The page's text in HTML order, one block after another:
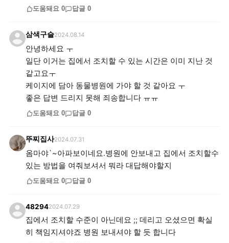
도움돼요 0 답글 0
삼색구슬2024.08.14
안녕하세요 ㅜ
일단 이거는 집에서 조치할 수 있는 시간은 이미 지난 것
같고요ㅜ
케이지에 담아 동물병원에 가야 할 것 같아요 ㅜ
좋은 답변 드리지 못해 죄송합니다 ㅠㅠ
도움돼요 0 답글 0
뚜찌집사2024.07.31
옴마야`~아파보이네요.병원에 안보내고 집에서 조치할수
있는 방법을 여줘보셔서 뭐라 대답해야할지
도움돼요 0 답글 0
482942024.07.29
집에서 조치할 수준이 아닌데요 ;; 데리고 오셨으면 확실
히 책임지셔야죠 병원 보내셔야 할 듯 합니다